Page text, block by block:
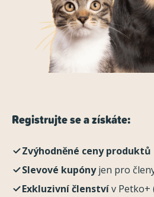
Registrujte se a získáte:
Zvýhodněné ceny produktů
Slevové kupónyjen pro
Exkluzivní členstvív Petko+